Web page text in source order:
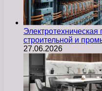
строительной и
27.06.2026